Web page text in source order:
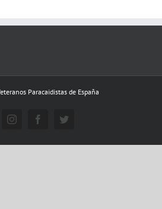
Paracaidistas de España
InstagramFacebookTwitter